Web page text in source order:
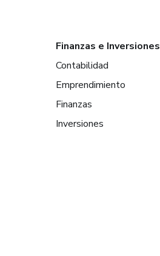
Finanzas e Inversiones
Contabilidad
Emprendimiento
Finanzas
Inversiones